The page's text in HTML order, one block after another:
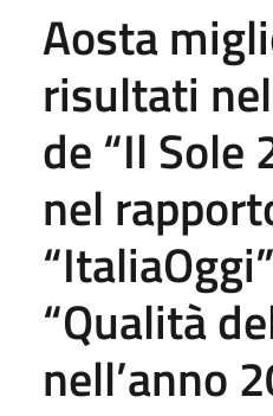
Aosta
risultati
de “Il Sole
nel
“Qualità
nell’anno